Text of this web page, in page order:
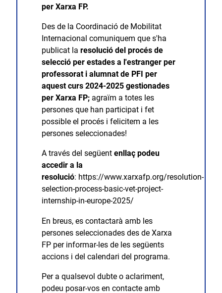
per Xarxa FP.
Des de la Coordinació de Mobilitat
Internacional comuniquem que s'ha
publicat la resolució del procés de
selecció per estades a l'estranger per
professorat i alumnat de PFI per
aquest curs 2024-2025 gestionades
per Xarxa FP; agraïm a totes les
persones que han participat i fet
possible el procés i felicitem a les
persones seleccionades!
A través del següent enllaç podeu
accedir a la
resolució: https://www.xarxafp.org/resolution-
selection-process-basic-vet-project-
internship-in-europe-2025/
En breus, es contactarà amb les
persones seleccionades des de Xarxa
FP per informar-les de les següents
accions i del calendari del programa.
Per a qualsevol dubte o aclariment,
podeu posar-vos en contacte amb